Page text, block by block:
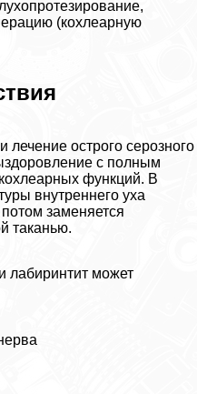
(кохлеарную
острого серозного
с полным
функций. В
внутреннего уха
заменяется
таканью.
лабиринтит может